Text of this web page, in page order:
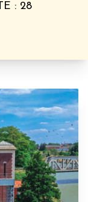
: 28